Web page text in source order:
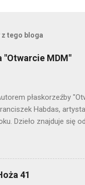
z tego bloga
"Otwarcie MDM"
płaskorzeźby
Habdas,
Dzieło znajduje się
warszawskiej flagowej
lat 50.
41